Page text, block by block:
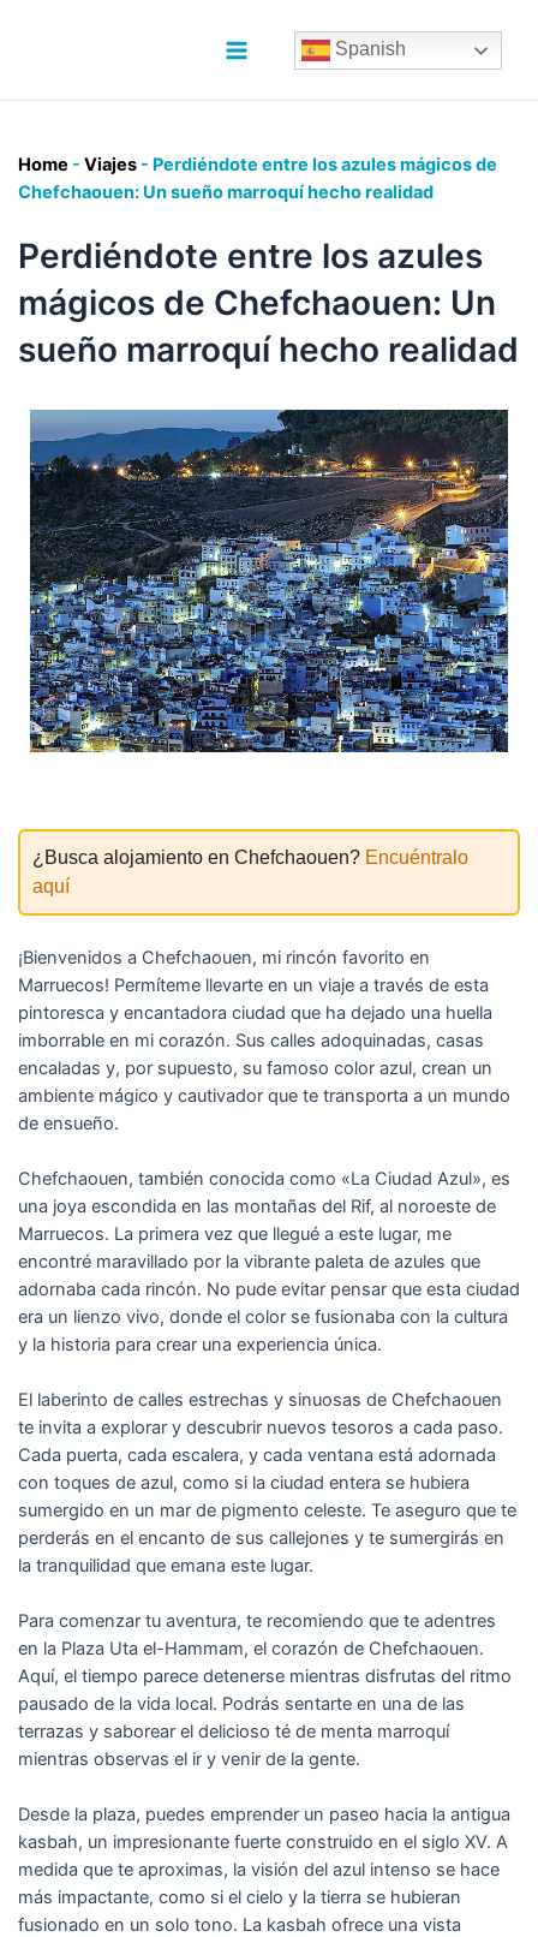
Spanish
Home - Viajes- Perdiéndote entre los azules mágicos de
Chefchaouen: Un sueño marroquí hecho realidad
Perdiéndote entre los azules
mágicos de Chefchaouen: Un
sueño marroquí hecho realidad
¿Busca alojamiento en Chefchaouen? Encuéntralo
aquí
¡Bienvenidos a Chefchaouen, mi rincón favorito en
Marruecos! Permíteme llevarte en un viaje a través de esta
pintoresca y encantadora ciudad que ha dejado una huella
imborrable en mi corazón. Sus calles adoquinadas, casas
encaladas y, por supuesto, su famoso color azul, crean un
ambiente mágico y cautivador que te transporta a un mundo
de ensueño.
Chefchaouen, también conocida como «La Ciudad Azul», es
una joya escondida en las montañas del Rif, al noroeste de
Marruecos. La primera vez que llegué a este lugar, me
encontré maravillado por la vibrante paleta de azules que
adornaba cada rincón. No pude evitar pensar que esta ciudad
era un lienzo vivo, donde el color se fusionaba con la cultura
y la historia para crear una experiencia única.
El laberinto de calles estrechas y sinuosas de Chefchaouen
te invita a explorar y descubrir nuevos tesoros a cada paso.
Cada puerta, cada escalera, y cada ventana está adornada
con toques de azul, como si la ciudad entera se hubiera
sumergido en un mar de pigmento celeste. Te aseguro que te
perderás en el encanto de sus callejones y te sumergirás en
la tranquilidad que emana este lugar.
Para comenzar tu aventura, te recomiendo que te adentres
en la Plaza Uta el-Hammam, el corazón de Chefchaouen.
Aquí, el tiempo parece detenerse mientras disfrutas del ritmo
pausado de la vida local. Podrás sentarte en una de las
terrazas y saborear el delicioso té de menta marroquí
mientras observas el ir y venir de la gente.
Desde la plaza, puedes emprender un paseo hacia la antigua
kasbah, un impresionante fuerte construido en el siglo XV. A
medida que te aproximas, la visión del azul intenso se hace
más impactante, como si el cielo y la tierra se hubieran
fusionado en un solo tono. La kasbah ofrece una vista